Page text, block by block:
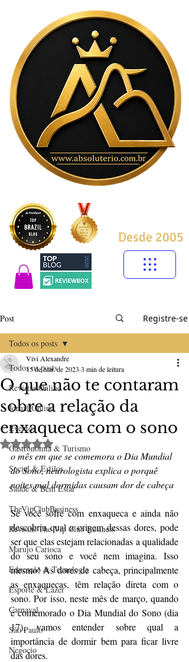
Desde 2005
Post Registre-se
Todos os posts
Revistas Online
Jornal Online
Eventos
Gastronomia & Turismo
Social & Estilos
Saúde & Bem Estar
TheVipClubBusiness
Revistas The Vip Club Business
Marujo Carioca
Educação & Tecnologia
Esporte & Lazer
Carnaval
São Paulo
Negocio
Todos os posts
O que não te contaram
sobre a relação da
enxaqueca com o sono
Vivi Alexandre
15 de mar. de 2023 3 min de leitura
Avaliado com NaN de 5 estrelas.
o mês em que se comemora o Dia Mundial
do Sono, neurologista explica o porquê
noites mal dormidas causam dor de cabeça
Se você sofre com enxaqueca e ainda não
descobriu qual a origem dessas dores, pode
ser que elas estejam relacionadas a qualidade
do seu sono e você nem imagina. Isso
mesmo! As dores de cabeça, principalmente
as enxaquecas, têm relação direta com o
sono. Por isso, neste mês de março, quando
é comemorado o Dia Mundial do Sono (dia
17), vamos entender sobre qual a
importância de dormir bem para ficar livre
das dores.